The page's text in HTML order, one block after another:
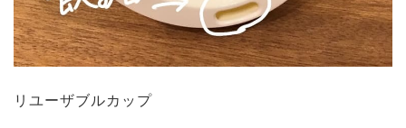
リユーザブルカップ